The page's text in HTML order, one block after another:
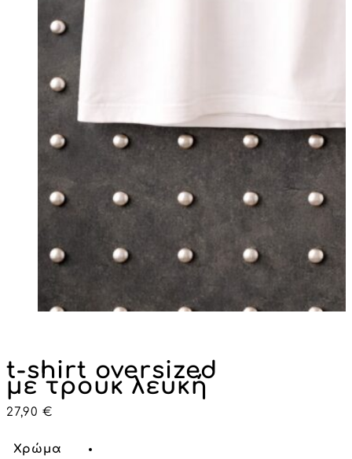
t-shirt oversized
με τρουκ λευκή
27,90 €
Χρώμα